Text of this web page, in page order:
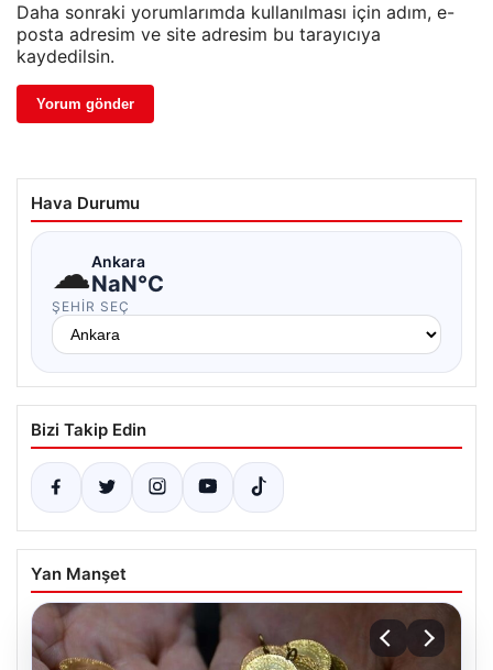
Daha sonraki yorumlarımda kullanılması için adım, e-
posta adresim ve site adresim bu tarayıcıya
kaydedilsin.
Hava Durumu
☁Ankara
NaN°C
ŞEHIR SEÇ
Bizi Takip Edin
Yan Manşet